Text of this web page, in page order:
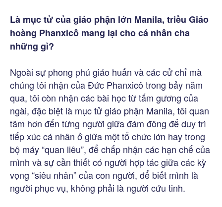
Là mục tử của giáo phận lớn Manila, triều Giáo
hoàng Phanxicô mang lại cho cá nhân cha
những gì?
Ngoài sự phong phú giáo huấn và các cử chỉ mà
chúng tôi nhận của Đức Phanxicô trong bảy năm
qua, tôi còn nhận các bài học từ tấm gương của
ngài, đặc biệt là mục tử giáo phận Manila, tôi quan
tâm hơn đến từng người giữa đám đông để duy trì
tiếp xúc cá nhân ở giữa một tổ chức lớn hay trong
bộ máy “quan liêu”, để chấp nhận các hạn chế của
mình và sự cần thiết có người hợp tác giữa các kỳ
vọng “siêu nhân” của con người, để biết mình là
người phục vụ, không phải là người cứu tinh.